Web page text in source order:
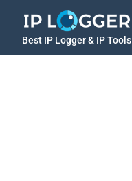
Best IP Logger & IP Tools